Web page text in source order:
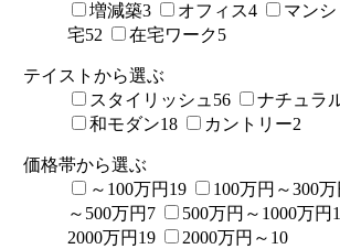
増減築3 オフィス4 マンシ
宅52 在宅ワーク5
テイストから選ぶ
スタイリッシュ 56 ナチュラ
和モダン18 カントリー2
価格帯から選ぶ
～100万円 19 100万円～300万
～500万円 7 500万円～1000万円
2000万円 19 2000万円～ 10